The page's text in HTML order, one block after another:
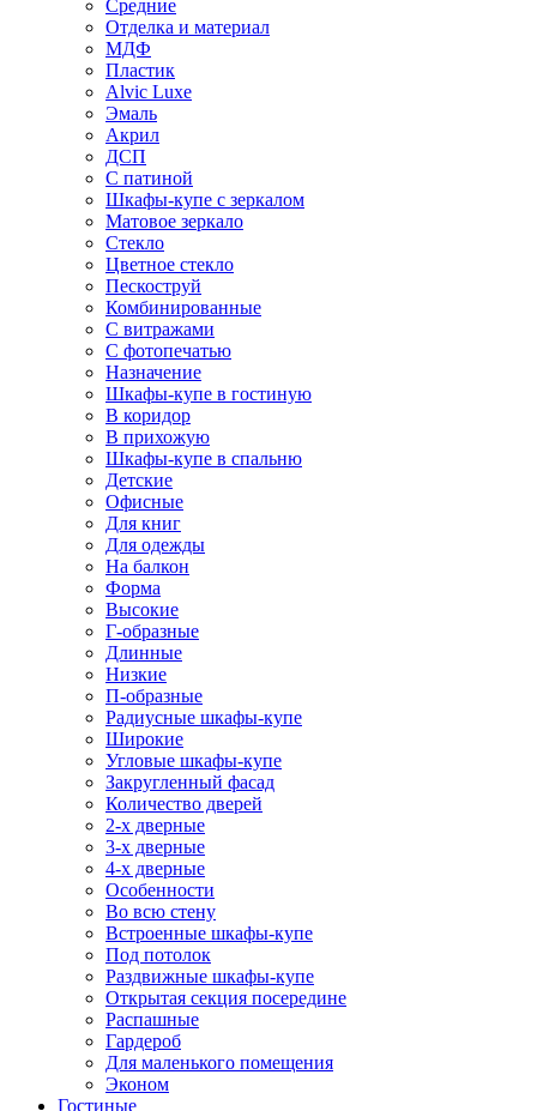
Средние
Отделка и материал
МДФ
Пластик
Alvic Luxe
Эмаль
Акрил
ДСП
С патиной
Шкафы-купе с зеркалом
Матовое зеркало
Стекло
Цветное стекло
Пескоструй
Комбинированные
С витражами
С фотопечатью
Назначение
Шкафы-купе в гостиную
В коридор
В прихожую
Шкафы-купе в спальню
Детские
Офисные
Для книг
Для одежды
На балкон
Форма
Высокие
Г-образные
Длинные
Низкие
П-образные
Радиусные шкафы-купе
Широкие
Угловые шкафы-купе
Закругленный фасад
Количество дверей
2-х дверные
3-х дверные
4-х дверные
Особенности
Во всю стену
Встроенные шкафы-купе
Под потолок
Раздвижные шкафы-купе
Открытая секция посередине
Распашные
Гардероб
Для маленького помещения
Эконом
Гостиные